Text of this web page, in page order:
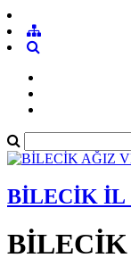
BİLECİK İL
BİLECİK